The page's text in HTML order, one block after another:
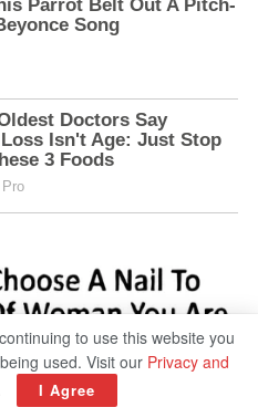
to use this website you
used. Visit our Privacy and
I Agree